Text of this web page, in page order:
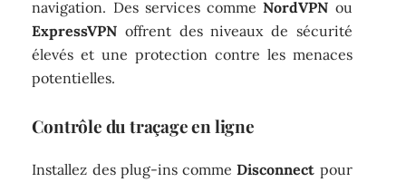
navigation. Des services commeNordVPN ou
ExpressVPN offrent des niveaux de sécurité
élevés et une protection contre les menaces
potentielles.
Contrôle du traçage en ligne
Installez des plug-ins commeDisconnect pour